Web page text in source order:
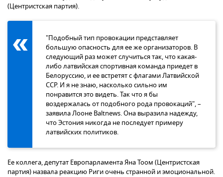
(Центристская партия).
"Подобный тип провокации представляет
большую опасность для ее же организаторов. В
следующий раз может случиться так, что какая-
либо латвийская спортивная команда приедет в
Белоруссию, и ее встретят с флагами Латвийской
ССР. И я не знаю, насколько сильно им
понравится это видеть. Так что я бы
воздержалась от подобного рода провокаций", –
заявила Лооне Baltnews. Она выразила надежду,
что Эстония никогда не последует примеру
латвийских политиков.
Ее коллега, депутат Европарламента Яна Тоом (Центристская
партия) назвала реакцию Риги очень странной и эмоциональной.